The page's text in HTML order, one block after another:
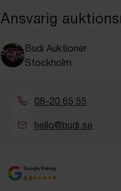
Ansvarig
Budi Auktioner
Stockholm
08-20 65 55
hello@budi.se
Google Rating
4.5